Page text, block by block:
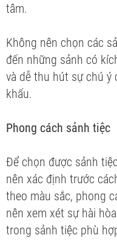
tâm.
Không nên chọn các
đến những sảnh có
và dễ thu hút sự chú ý
khấu.
Phong cách sảnh tiệc
Để chọn được sảnh
nên xác định trước
theo màu sắc, phong
nên xem xét sự hài
trong sảnh tiệc phù